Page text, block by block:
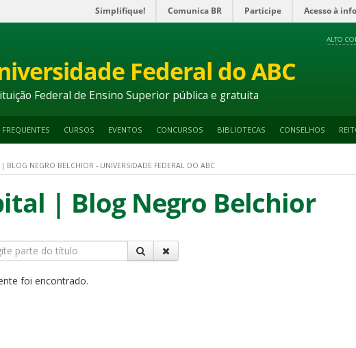
Simplifique! Comunica BR Participe Acesso à
ALTO
Federal do ABC
Federal de Ensino Superior pública e gratuita
CURSOS EVENTOS CONCURSOS BIBLIOTECAS CONSELHOS
| BLOG NEGRO BELCHIOR - UNIVERSIDADE FEDERAL DO ABC
| Blog Negro Belchior
foi encontrado.